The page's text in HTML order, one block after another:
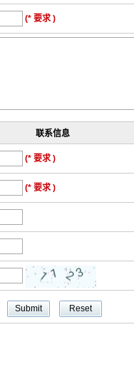
(* 要求 )
联系信息
(* 要求 )
(* 要求 )